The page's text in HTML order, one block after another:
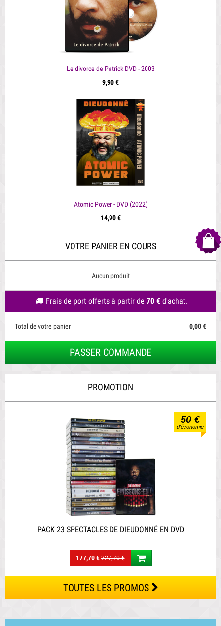
Le divorce de Patrick DVD - 2003
9,90 €
Atomic Power - DVD (2022)
14,90 €
VOTRE PANIER EN COURS
Aucun produit
Frais de port offerts à partir de 70 €d'achat.
Total de votre panier 0,00 €
PASSER COMMANDE
PROMOTION
50 €
d'économie
PACK 23 SPECTACLES DE DIEUDONNÉ EN DVD
177,70 €227,70 €
TOUTES LES PROMOS